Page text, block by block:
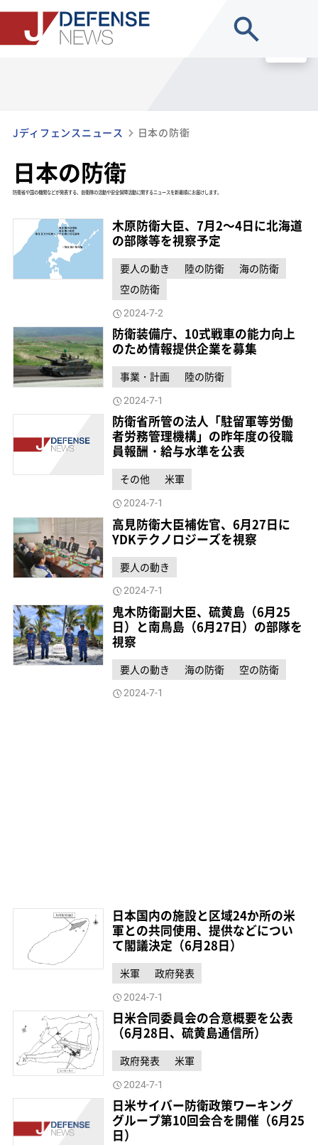
Jディフェンスニュース 日本の防衛
日本の防衛
防衛省や国の機関などが発表する、自衛隊の活動や安全保障活動に関するニュースを新着順にお届けします。
木原防衛大臣、7月2～4日に北海道
の部隊等を視察予定
要人の動き 陸の防衛
海の防衛
空の防衛
2024-7-2
防衛装備庁、10式戦車の能力向上
のため情報提供企業を募集
事業・計画 陸の防衛
2024-7-1
防衛省所管の法人「駐留軍等労働
者労務管理機構」の昨年度の役職
員報酬・給与水準を公表
その他 米軍
2024-7-1
高見防衛大臣補佐官、6月27日に
YDKテクノロジーズを視察
要人の動き
2024-7-1
鬼木防衛副大臣、硫黄島（6月25
日）と南鳥島（6月27日）の部隊を
視察
要人の動き 海の防衛 空の防衛
2024-7-1
日本国内の施設と区域24か所の米
軍との共同使用、提供などについ
て閣議決定（6月28日）
米軍 政府発表
2024-7-1
日米合同委員会の合意概要を公表
（6月28日、硫黄島通信所）
政府発表 米軍
2024-7-1
日米サイバー防衛政策ワーキング
グループ第10回会合を開催（6月25
日）